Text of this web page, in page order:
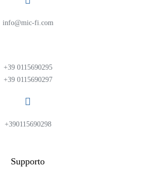
info@mic-fi.com
+39 0115690295
+39 0115690297
+390115690298
Supporto